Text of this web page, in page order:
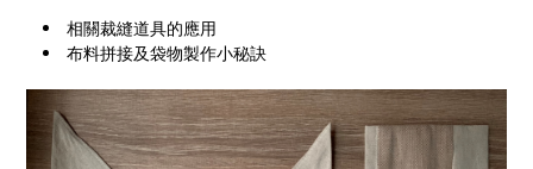
相關裁縫道具的應用
布料拼接及袋物製作小秘訣